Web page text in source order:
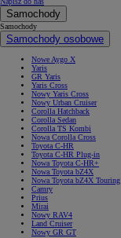
Samochody
Samochody
Samochody osobowe
Nowe Aygo X
Yaris
GR Yaris
Yaris Cross
Nowy Yaris Cross
Nowy Urban Cruiser
Corolla Hatchback
Corolla Sedan
Corolla TS Kombi
Nowa Corolla Cross
Toyota C-HR
Toyota C-HR Plug-in
Nowa Toyota C-HR+
Nowa Toyota bZ4X
Nowa Toyota bZ4X Touring
Camry
Prius
Mirai
Nowy RAV4
Land Cruiser
Nowy GR GT